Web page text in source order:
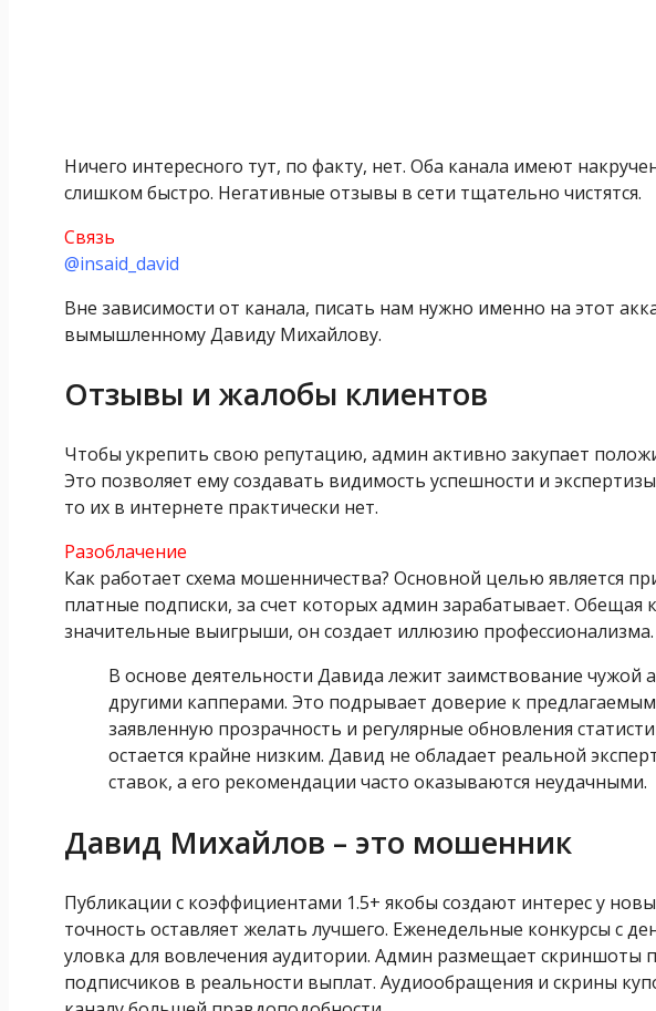
Ничего интересного тут, по факту, нет. Оба канала имеют
слишком быстро. Негативные отзывы в сети тщательно чистятся.
Связь
@insaid_david
Вне зависимости от канала, писать нам нужно именно на этот
вымышленному Давиду Михайлову.
Отзывы и жалобы клиентов
Чтобы укрепить свою репутацию, админ активно закупает
Это позволяет ему создавать видимость успешности и
то их в интернете практически нет.
Разоблачение
Как работает схема мошенничества? Основной целью является
платные подписки, за счет которых админ зарабатывает. Обещая
значительные выигрыши, он создает иллюзию профессионализма.
В основе деятельности Давида лежит заимствование чужой
другими капперами. Это подрывает доверие к предлагаемым
заявленную прозрачность и регулярные обновления
остается крайне низким. Давид не обладает реальной
ставок, а его рекомендации часто оказываются неудачными.
Давид Михайлов – это мошенник
Публикации с коэффициентами 1.5+ якобы создают интерес у
точность оставляет желать лучшего. Еженедельные конкурсы с
уловка для вовлечения аудитории. Админ размещает скриншоты
подписчиков в реальности выплат. Аудиообращения и скрины